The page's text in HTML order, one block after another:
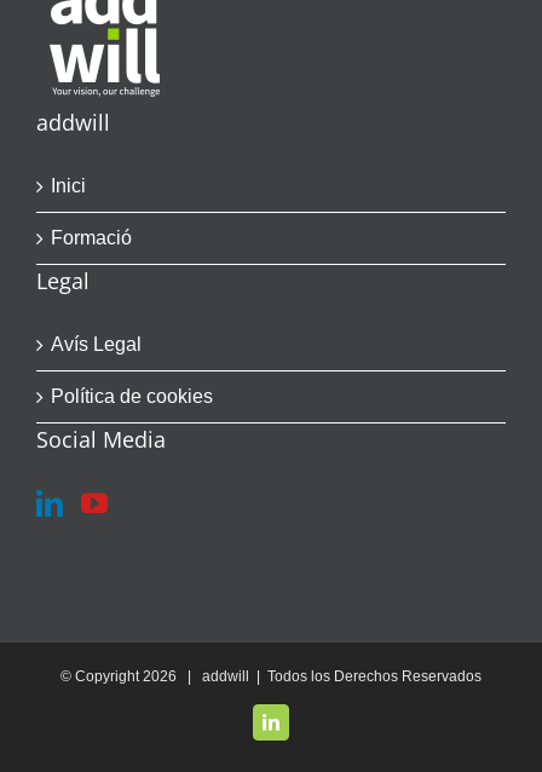
addwill
Inici
Formació
Legal
Avís Legal
Política de cookies
Social Media
© Copyright2026 | addwill | Todos los Derechos Reservados
LinkedIn